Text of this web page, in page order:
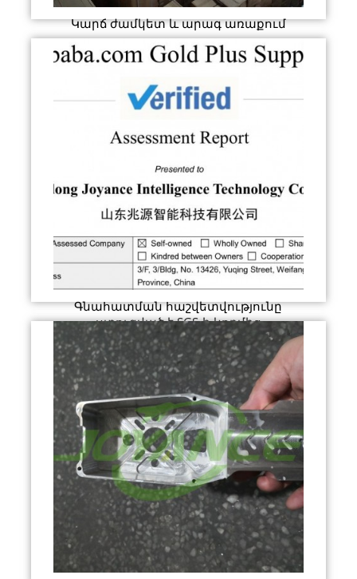
Կարճ ժամկետ և արագ առաքում
Գնահատման հաշվետվությունը
ստուգված է SGS-ի կողմից